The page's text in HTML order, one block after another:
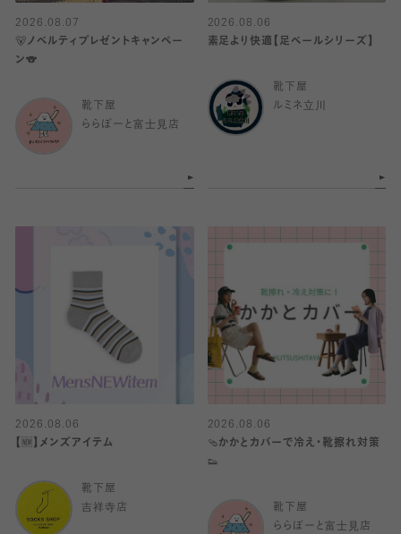
2026.08.07
🐻ノベルティプレゼントキャンペー
ン🐨
靴下屋
ららぽーと富士見店
2026.08.06
素足より快適【足ベールシリーズ】
靴下屋
ルミネ立川
2026.08.06
【🆕】メンズアイテム
靴下屋
吉祥寺店
2026.08.06
🩴かかとカバーで冷え・靴擦れ対策
👟
靴下屋
ららぽーと富士見店